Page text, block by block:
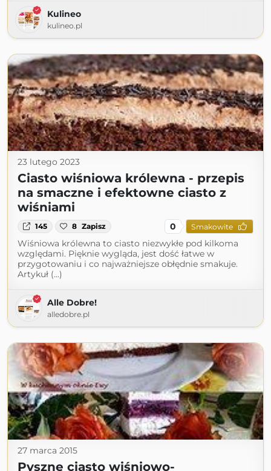
Kulineo
kulineo.pl
23 lutego 2023
Ciasto wiśniowa królewna - przepis
na smaczne i efektowne ciasto z
wiśniami
145 8 Zapisz 0 Smakowite
Wiśniowa królewna to ciasto niezwykłe pod kilkoma
względami. Pięknie wygląda, jest dość łatwe w
przygotowaniu i co najważniejsze obłędnie smakuje.
Artykuł (...)
Alle Dobre!
alledobre.pl
27 marca 2015
Pyszne ciasto wiśniowo-